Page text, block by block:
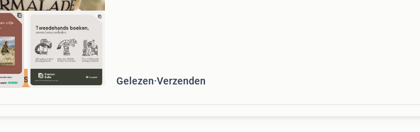
prijs Gelezen Verzenden